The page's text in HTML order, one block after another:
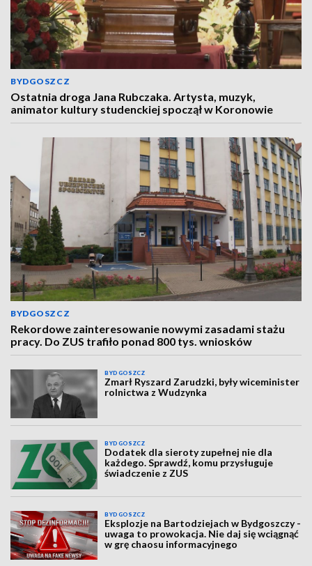
BYDGOSZCZ
Ostatnia droga Jana Rubczaka. Artysta, muzyk,
animator kultury studenckiej spoczął w Koronowie
BYDGOSZCZ
Rekordowe zainteresowanie nowymi zasadami stażu
pracy. Do ZUS trafiło ponad 800 tys. wniosków
BYDGOSZCZ
Zmarł Ryszard Zarudzki, były wiceminister
rolnictwa z Wudzynka
BYDGOSZCZ
Dodatek dla sieroty zupełnej nie dla
każdego. Sprawdź, komu przysługuje
świadczenie z ZUS
BYDGOSZCZ
Eksplozje na Bartodziejach w Bydgoszczy -
uwaga to prowokacja. Nie daj się wciągnąć
w grę chaosu informacyjnego